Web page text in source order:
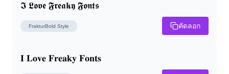
𝕴 𝕷𝖔𝖛𝖊 𝕱𝖗𝖊𝖆𝖐𝖞 𝕱𝖔𝖓𝖙𝖘
FrakturBold Style คัดลอก
𝐈 𝐋𝐨𝐯𝐞 𝐅𝐫𝐞𝐚𝐤𝐲 𝐅𝐨𝐧𝐭𝐬